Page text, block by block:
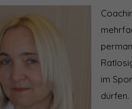
im
dürfen.